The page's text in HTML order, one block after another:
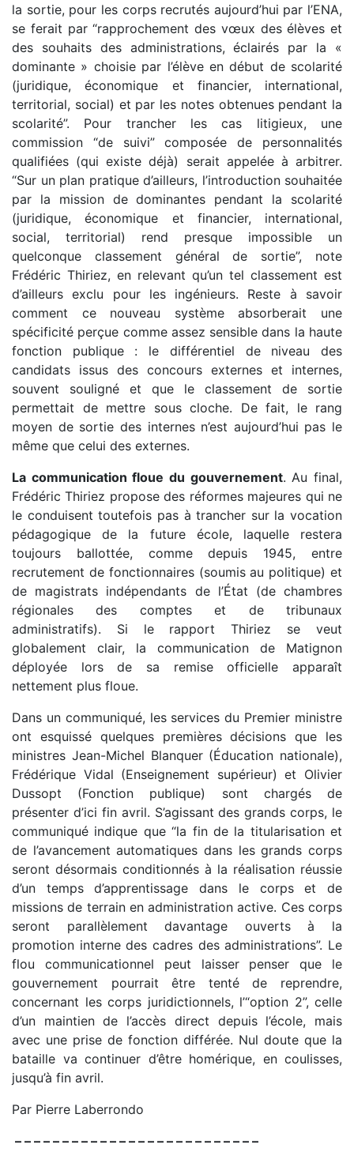
la sortie, pour les corps recrutés aujourd’hui par l’ENA,
se ferait par “rapprochement des vœux des élèves et
des souhaits des administrations, éclairés par la «
dominante » choisie par l’élève en début de scolarité
(juridique, économique et financier, international,
territorial, social) et par les notes obtenues pendant la
scolarité”. Pour trancher les cas litigieux, une
commission “de suivi” composée de personnalités
qualifiées (qui existe déjà) serait appelée à arbitrer.
“Sur un plan pratique d’ailleurs, l’introduction souhaitée
par la mission de dominantes pendant la scolarité
(juridique, économique et financier, international,
social, territorial) rend presque impossible un
quelconque classement général de sortie”, note
Frédéric Thiriez, en relevant qu’un tel classement est
d’ailleurs exclu pour les ingénieurs. Reste à savoir
comment ce nouveau système absorberait une
spécificité perçue comme assez sensible dans la haute
fonction publique : le différentiel de niveau des
candidats issus des concours externes et internes,
souvent souligné et que le classement de sortie
permettait de mettre sous cloche. De fait, le rang
moyen de sortie des internes n’est aujourd’hui pas le
même que celui des externes.
La communication floue du gouvernement. Au final,
Frédéric Thiriez propose des réformes majeures qui ne
le conduisent toutefois pas à trancher sur la vocation
pédagogique de la future école, laquelle restera
toujours ballottée, comme depuis 1945, entre
recrutement de fonctionnaires (soumis au politique) et
de magistrats indépendants de l’État (de chambres
régionales des comptes et de tribunaux
administratifs). Si le rapport Thiriez se veut
globalement clair, la communication de Matignon
déployée lors de sa remise officielle apparaît
nettement plus floue.
Dans un communiqué, les services du Premier ministre
ont esquissé quelques premières décisions que les
ministres Jean-Michel Blanquer (Éducation nationale),
Frédérique Vidal (Enseignement supérieur) et Olivier
Dussopt (Fonction publique) sont chargés de
présenter d’ici fin avril. S’agissant des grands corps, le
communiqué indique que “la fin de la titularisation et
de l’avancement automatiques dans les grands corps
seront désormais conditionnés à la réalisation réussie
d’un temps d’apprentissage dans le corps et de
missions de terrain en administration active. Ces corps
seront parallèlement davantage ouverts à la
promotion interne des cadres des administrations”. Le
flou communicationnel peut laisser penser que le
gouvernement pourrait être tenté de reprendre,
concernant les corps juridictionnels, l’“option 2”, celle
d’un maintien de l’accès direct depuis l’école, mais
avec une prise de fonction différée. Nul doute que la
bataille va continuer d’être homérique, en coulisses,
jusqu’à fin avril.
Par Pierre Laberrondo
– – – – – – – – – – – – – – – – – – – – – – – – – –